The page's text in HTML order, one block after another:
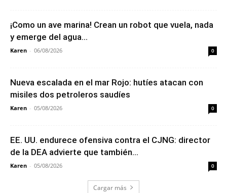
¡Como un ave marina! Crean un robot que vuela, nada
y emerge del agua...
Karen - 06/08/2026 0
Nueva escalada en el mar Rojo: hutíes atacan con
misiles dos petroleros saudíes
Karen - 05/08/2026 0
EE. UU. endurece ofensiva contra el CJNG: director
de la DEA advierte que también...
Karen - 05/08/2026 0
Cargar más